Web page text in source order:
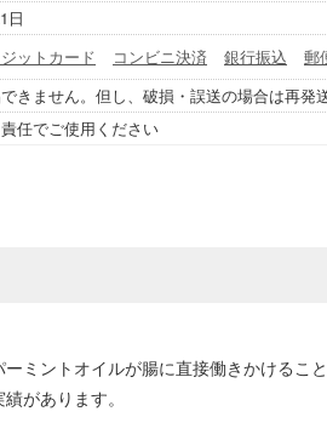
日
ットカード コンビニ決済 銀行振込 郵
きません。但し、破損・誤送の場合は再発
任でご使用ください
ミントオイルが腸に直接働きかけるこ
があります。